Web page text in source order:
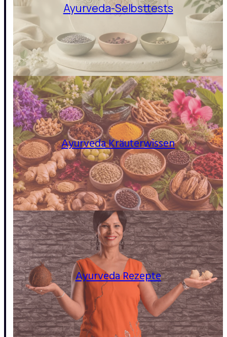
Ayurveda-Selbsttests
Ayurveda Kräuterwissen
Ayurveda Rezepte